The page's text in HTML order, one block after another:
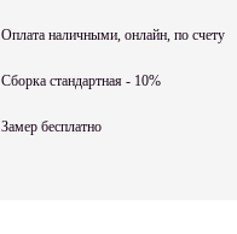
Оплата наличными, онлайн, по счету
Сборка стандартная - 10%
Замер бесплатно